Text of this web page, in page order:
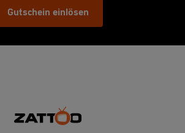
Gutschein einlösen